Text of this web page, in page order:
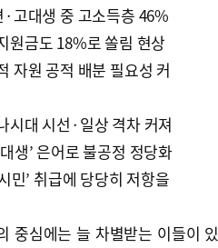
고대생 중 고소득층 46%
원금도 18%로 쏠림 현상
자원 공적 배분 필요성 커
시대 시선·일상 격차 커져
생’ 은어로 불공정 정당화
민’ 취급에 당당히 저항을
중심에는 늘 차별받는 이들이